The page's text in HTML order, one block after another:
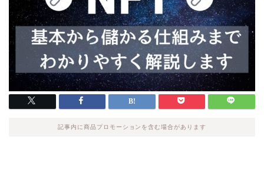
記事内に商品プロモーションを含む場合があります